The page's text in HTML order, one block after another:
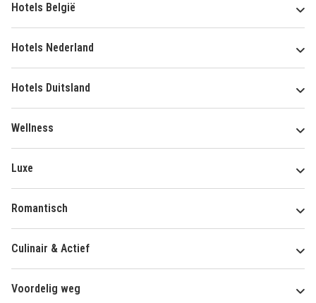
Hotels België
Hotels Nederland
Hotels Duitsland
Wellness
Luxe
Romantisch
Culinair & Actief
Voordelig weg